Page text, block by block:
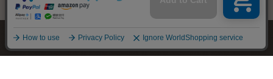
株式会社オカダヤ 会社概要 採用情報